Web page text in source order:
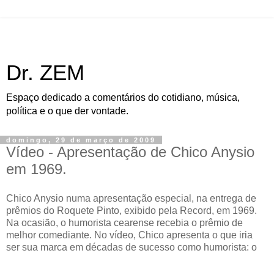
Dr. ZEM
Espaço dedicado a comentários do cotidiano, música,
política e o que der vontade.
domingo, 29 de março de 2009
Vídeo - Apresentação de Chico Anysio
em 1969.
Chico Anysio numa apresentação especial, na entrega de
prêmios do Roquete Pinto, exibido pela Record, em 1969.
Na ocasião, o humorista cearense recebia o prêmio de
melhor comediante. No vídeo, Chico apresenta o que iria
ser sua marca em décadas de sucesso como humorista: o